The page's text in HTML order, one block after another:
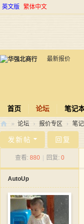
英文版 繁体中文
最新报价
首页 论坛 笔记
北
» 论坛 › 报价专区 › 笔
发新帖 回复
查看: 880 回复: 0
AutoUp